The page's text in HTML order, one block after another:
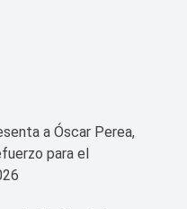
a Óscar Perea,
para el